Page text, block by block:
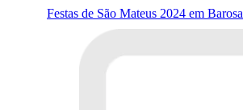
Festas de São Mateus 2024 em Barosa